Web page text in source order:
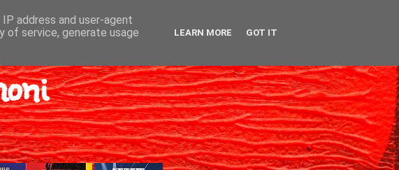
address and user-agent
of service, generate usage
LEARN MORE GOT IT